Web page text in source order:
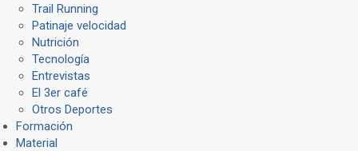
Trail Running
Patinaje velocidad
Nutrición
Tecnología
Entrevistas
El 3er café
Otros Deportes
Formación
Material